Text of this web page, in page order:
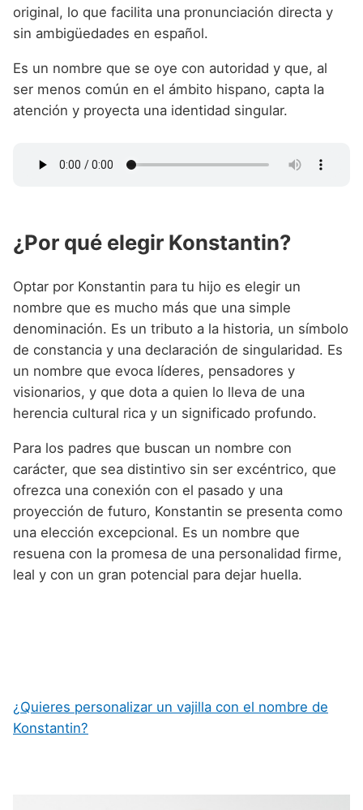
original, lo que facilita una pronunciación directa y
sin ambigüedades en español.
Es un nombre que se oye con autoridad y que, al
ser menos común en el ámbito hispano, capta la
atención y proyecta una identidad singular.
¿Por qué elegir Konstantin?
Optar por Konstantin para tu hijo es elegir un
nombre que es mucho más que una simple
denominación. Es un tributo a la historia, un símbolo
de constancia y una declaración de singularidad. Es
un nombre que evoca líderes, pensadores y
visionarios, y que dota a quien lo lleva de una
herencia cultural rica y un significado profundo.
Para los padres que buscan un nombre con
carácter, que sea distintivo sin ser excéntrico, que
ofrezca una conexión con el pasado y una
proyección de futuro, Konstantin se presenta como
una elección excepcional. Es un nombre que
resuena con la promesa de una personalidad firme,
leal y con un gran potencial para dejar huella.
¿Quieres personalizar un vajilla con el nombre de
Konstantin?